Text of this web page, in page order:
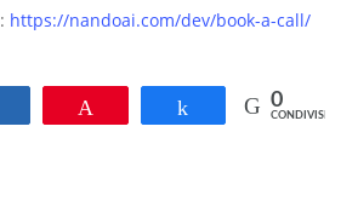
: https://nandoai.com/dev/book-a-call/
Condividi Condividi0
CONDIVISIONI